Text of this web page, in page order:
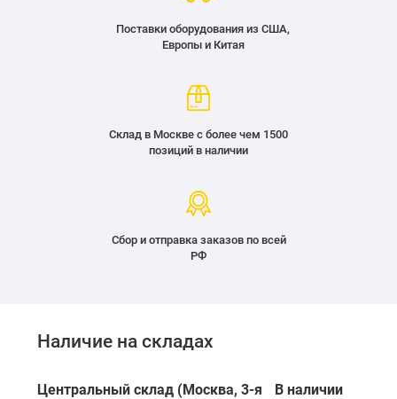
Поставки оборудования из США,
Европы и Китая
Склад в Москве с более чем 1500
позиций в наличии
Сбор и отправка заказов по всей
РФ
Наличие на складах
Центральный склад (Москва, 3-я
В наличии